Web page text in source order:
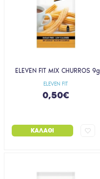
ELEVEN FIT
ELEVEN FIT MIX CHURROS 9g
0,50€
ΚΑΛΆΘΙ